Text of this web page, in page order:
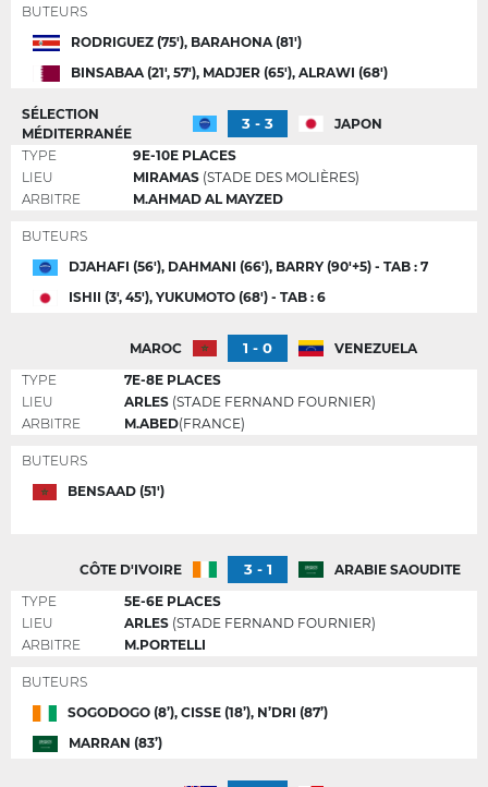
BUTEURS
RODRIGUEZ (75'), BARAHONA (81')
BINSABAA (21', 57'), MADJER (65'), ALRAWI (68')
SÉLECTION
MÉDITERRANÉE
3 - 3
JAPON
TYPE
9E-10E PLACES
LIEU
MIRAMAS (STADE DES MOLIÈRES)
ARBITRE
M.AHMAD AL MAYZED
BUTEURS
DJAHAFI (56'), DAHMANI (66'), BARRY (90'+5) - TAB : 7
ISHII (3', 45'), YUKUMOTO (68') - TAB : 6
MAROC 1 - 0
VENEZUELA
TYPE
7E-8E PLACES
LIEU
ARLES (STADE FERNAND FOURNIER)
ARBITRE
M.ABED(FRANCE)
BUTEURS
BENSAAD (51')
CÔTE D'IVOIRE 3 - 1
ARABIE SAOUDITE
TYPE
5E-6E PLACES
LIEU
ARLES (STADE FERNAND FOURNIER)
ARBITRE
M.PORTELLI
BUTEURS
SOGODOGO (8’), CISSE (18’), N’DRI (87’)
MARRAN (83’)